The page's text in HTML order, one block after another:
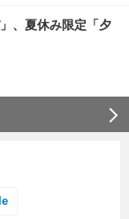
、夏休み限定「夕